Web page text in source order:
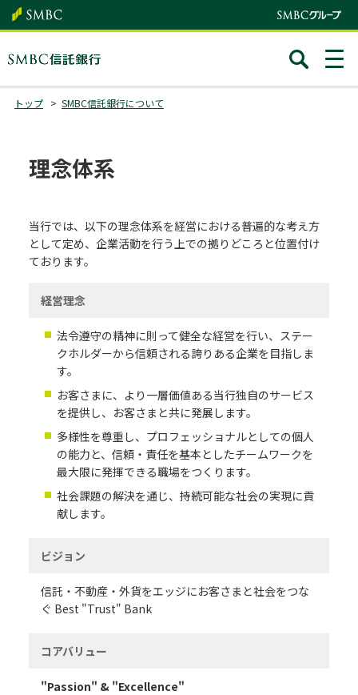
トップ SMBC信託銀行について
理念体系
当行では、以下の理念体系を経営における普遍的な考え方
として定め、企業活動を行う上での拠りどころと位置付け
ております。
経営理念
法令遵守の精神に則って健全な経営を行い、ステー
クホルダーから信頼される誇りある企業を目指しま
す。
お客さまに、より一層価値ある当行独自のサービス
を提供し、お客さまと共に発展します。
多様性を尊重し、プロフェッショナルとしての個人
の能力と、信頼・責任を基本としたチームワークを
最大限に発揮できる職場をつくります。
社会課題の解決を通じ、持続可能な社会の実現に貢
献します。
ビジョン
信託・不動産・外貨をエッジにお客さまと社会をつな
ぐ Best "Trust" Bank
コアバリュー
"Passion" & "Excellence"